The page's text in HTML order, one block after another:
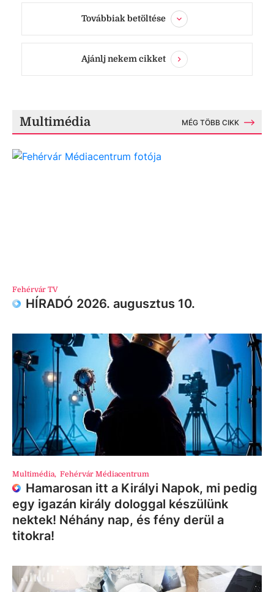
Továbbiak betöltése
Ajánlj nekem cikket
Multimédia MÉG TÖBB CIKK
Fehérvár TV
HÍRADÓ 2026. augusztus 10.
Multimédia, Fehérvár Médiacentrum
Hamarosan itt a Királyi Napok, mi pedig
egy igazán király dologgal készülünk
nektek! Néhány nap, és fény derül a
titokra!